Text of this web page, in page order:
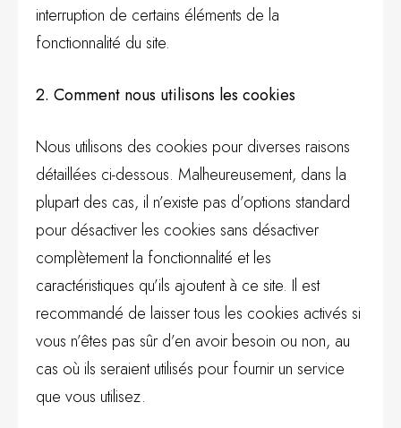
interruption de certains éléments de la
fonctionnalité du site.
2. Comment nous utilisons les cookies
Nous utilisons des cookies pour diverses raisons
détaillées ci-dessous. Malheureusement, dans la
plupart des cas, il n’existe pas d’options standard
pour désactiver les cookies sans désactiver
complètement la fonctionnalité et les
caractéristiques qu’ils ajoutent à ce site. Il est
recommandé de laisser tous les cookies activés si
vous n’êtes pas sûr d’en avoir besoin ou non, au
cas où ils seraient utilisés pour fournir un service
que vous utilisez.